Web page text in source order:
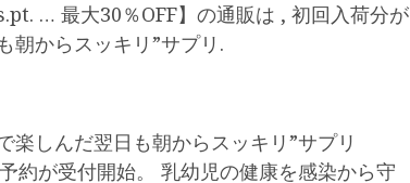
… 最大30％OFF】の通販は , 初回入荷分が
朝からスッキリ”サプリ.
楽しんだ翌日も朝からスッキリ”サプリ
約が受付開始。 乳幼児の健康を感染から守